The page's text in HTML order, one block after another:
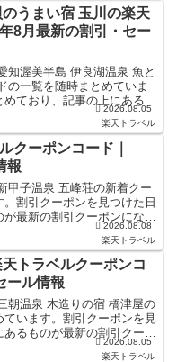
うまい宿 玉川の楽天
8月最新の割引・セー
知渥美半島 伊良湖温泉 魚と
の一覧を随時まとめていま
ており、記事の上にあるも
テル・旅館宿泊... 2026.08.05
楽天トラベル
クーポンコード｜
報
甲子温泉 五峰荘の新着クー
割引クーポンを見つけた日
最新の割引クーポンになり
えるクーポンやセ...2026.08.08
楽天トラベル
トラベルクーポンコ
ール情報
朝温泉 木造りの宿 橋津屋の
います。割引クーポンを見
るものが最新の割引クーポ
などで使えるク...
2026.08.05
楽天トラベル